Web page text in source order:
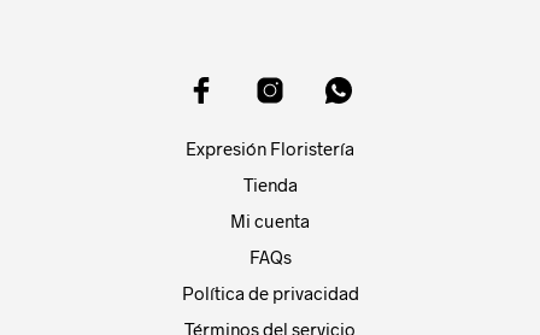
Expresión Floristería
Tienda
Mi cuenta
FAQs
Política de privacidad
Términos del servicio